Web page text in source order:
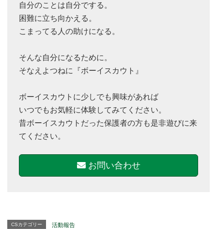
自分のことは自分でする。
困難に立ち向かえる。
こまってる人の助けになる。
そんな自分になるために。
そなえよつねに『ボーイスカウト』
ボーイスカウトに少しでも興味があれば
いつでもお気軽に体験してみてください。
昔ボーイスカウトだった保護者の方も是非遊びに来
てください。
お問い合わせ
CSカテゴリー 活動報告